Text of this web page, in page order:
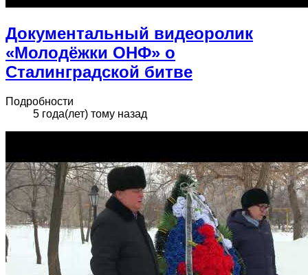
Документальный видеоролик
«Молодёжки ОНФ» о
Сталинградской битве
Подробности
5 года(лет) тому назад